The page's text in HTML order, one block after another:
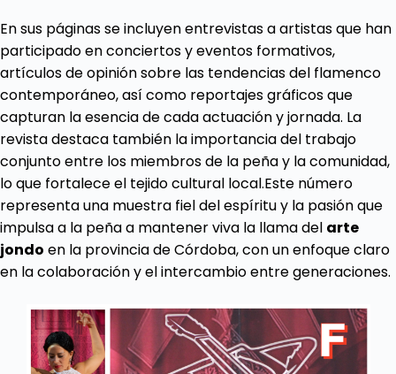
En sus páginas se incluyen entrevistas a artistas que han
participado en conciertos y eventos formativos,
artículos de opinión sobre las tendencias del flamenco
contemporáneo, así como reportajes gráficos que
capturan la esencia de cada actuación y jornada. La
revista destaca también la importancia del trabajo
conjunto entre los miembros de la peña y la comunidad,
lo que fortalece el tejido cultural local.Este número
representa una muestra fiel del espíritu y la pasión que
impulsa a la peña a mantener viva la llama del arte
jondo en la provincia de Córdoba, con un enfoque claro
en la colaboración y el intercambio entre generaciones.